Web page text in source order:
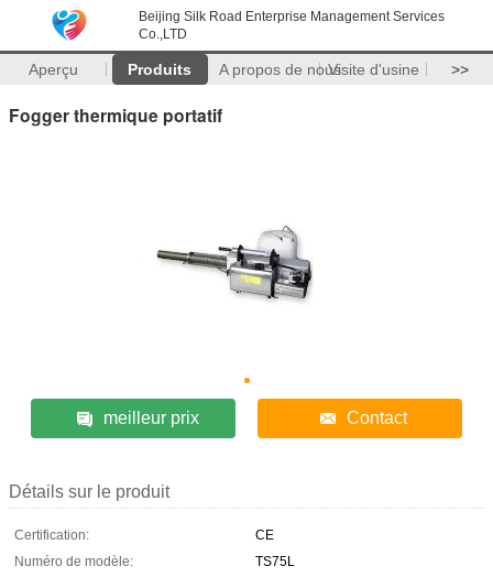
Beijing Silk Road Enterprise Management Services
Co.,LTD
Aperçu Produits A propos de nousVisite d'usine >>
Fogger thermique portatif
meilleur prix Contact
Détails sur le produit
Certification:
CE
Numéro de modèle:
TS75L